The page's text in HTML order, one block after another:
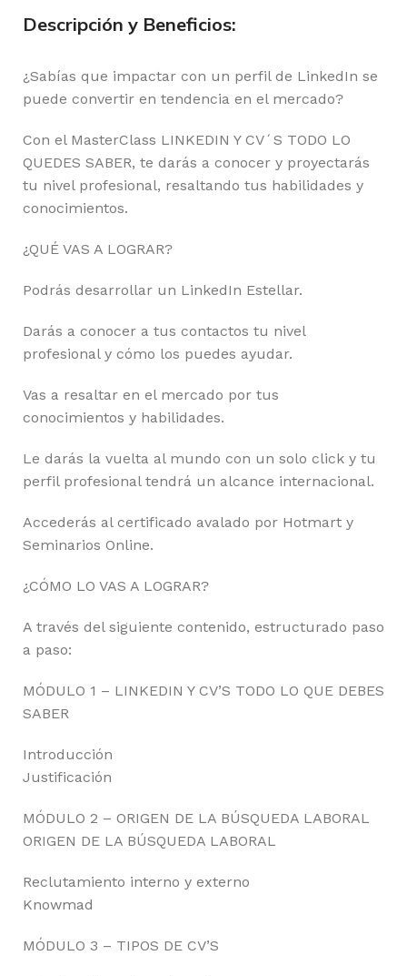
Descripción y Beneficios:
¿Sabías que impactar con un perfil de LinkedIn se
puede convertir en tendencia en el mercado?
Con el MasterClass LINKEDIN Y CV´S TODO LO
QUEDES SABER, te darás a conocer y proyectarás
tu nivel profesional, resaltando tus habilidades y
conocimientos.
¿QUÉ VAS A LOGRAR?
Podrás desarrollar un LinkedIn Estellar.
Darás a conocer a tus contactos tu nivel
profesional y cómo los puedes ayudar.
Vas a resaltar en el mercado por tus
conocimientos y habilidades.
Le darás la vuelta al mundo con un solo click y tu
perfil profesional tendrá un alcance internacional.
Accederás al certificado avalado por Hotmart y
Seminarios Online.
¿CÓMO LO VAS A LOGRAR?
A través del siguiente contenido, estructurado paso
a paso:
MÓDULO 1 – LINKEDIN Y CV’S TODO LO QUE DEBES
SABER
Introducción
Justificación
MÓDULO 2 – ORIGEN DE LA BÚSQUEDA LABORAL
ORIGEN DE LA BÚSQUEDA LABORAL
Reclutamiento interno y externo
Knowmad
MÓDULO 3 – TIPOS DE CV’S